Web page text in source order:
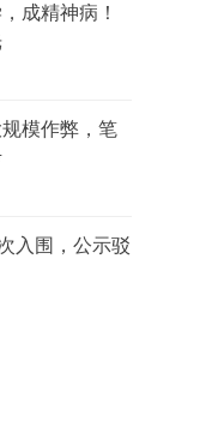
成精神病！
模作弊，笔
入围，公示驳